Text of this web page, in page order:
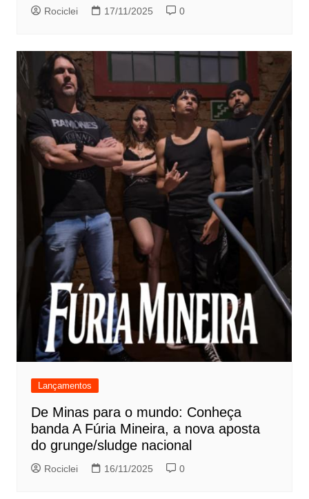
Rociclei 17/11/2025 0
Lançamentos
De Minas para o mundo: Conheça
banda A Fúria Mineira, a nova aposta
do grunge/sludge nacional
Rociclei 16/11/2025 0